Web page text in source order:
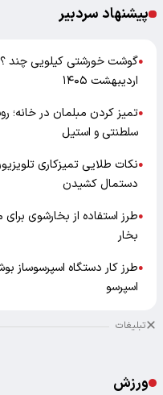
پیشنهاد سردبیر
●
اردیبهشت ۱۴۰۵
●تمیز کردن مبلمان در
سلطنتی و استیل
●نکات طلایی تمیزکاری
دستمال کشیدن
●طرز استفاده از بخارشوی
بخار
●طرز کار دستگاه اسپرسوساز
اسپرسو
تبلیغات
ورزش